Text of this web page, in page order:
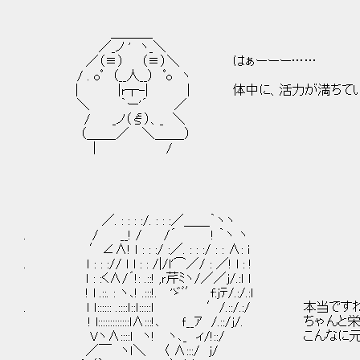
／_ノ ' ヽ_＼
／（≡） （≡）＼ はぁーーー……
/ . oﾟ （__人__） ﾟo ヽ
| |r┬-| | 体中に、活力が満ちていく感
＼ ｀ー'´ ／
/ _ノ（ξ）、_ ＼
（＿＿_／ ＼＿＿_）
| /
／. : : : :/. : : :／＿＿｀ヽヽ
. / __! / /´ ! ｀ヽ ヽ
′∠∧! ｌ : : :/ :／. : : :/ : : ∧: i
. ｌ : : :// ｌ l : : /|/l'⌒／/ : ／! l : !
ｌ : :く∧/´!: .::! ,ｒ芹ﾐヽ/／／j/.:ｌ l
! l .::. : ヽ､! .:::!. 'ゞﾞ′ f:jﾃ/.:/.:l
. ｌ ｌ:::::: .::::ｌ::ｌ:::::l ′/.::/.:/ 本当ですね
! l:::::::::::::l∧:::!､ ｆ__ｱ /.::/j/. ちゃんと栄養の
Vヽ∧::::ｌ ヽ! ヽ､_ ィ/!::/ こんなに元気に
／￣ ヽｌ＼ 〈 ∧:::/ j/